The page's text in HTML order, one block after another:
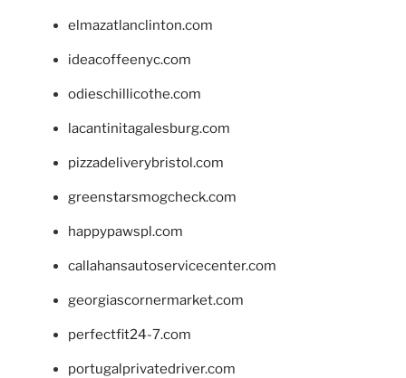
elmazatlanclinton.com
ideacoffeenyc.com
odieschillicothe.com
lacantinitagalesburg.com
pizzadeliverybristol.com
greenstarsmogcheck.com
happypawspl.com
callahansautoservicecenter.com
georgiascornermarket.com
perfectfit24-7.com
portugalprivatedriver.com